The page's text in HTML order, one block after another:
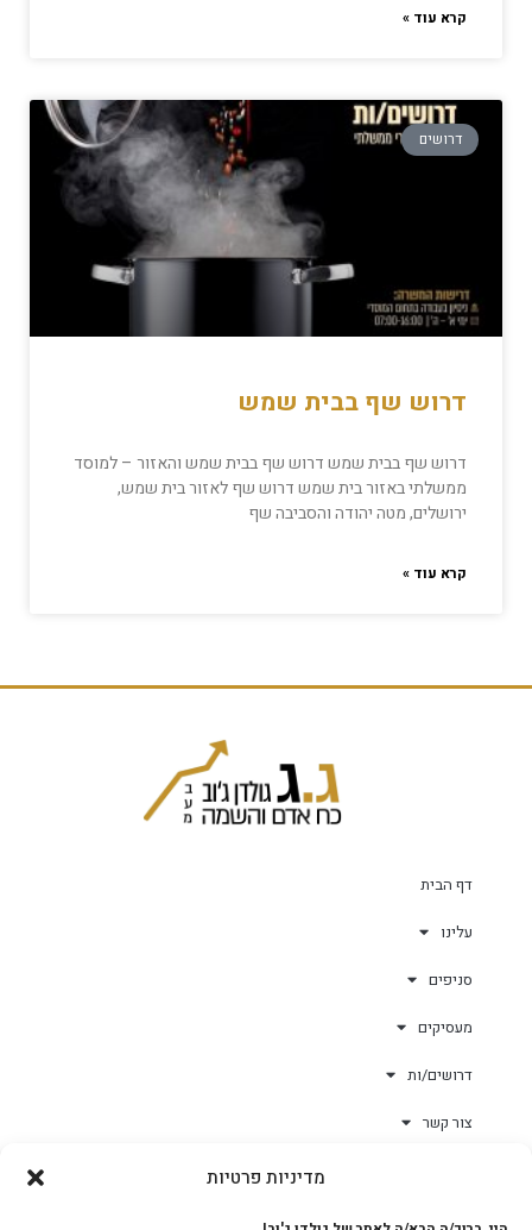
מדיניות פרטיות
קרא עוד »
דרושים
דרוש שף בבית שמש
דרוש שף בבית שמש דרוש שף בבית שמש והאזור – למוסד
ממשלתי באזור בית שמש דרוש שף לאזור בית שמש,
ירושלים, מטה יהודה והסביבה שף
קרא עוד »
דף הבית
עלינו
סניפים
מעסיקים
דרושים/ות
צור קשר